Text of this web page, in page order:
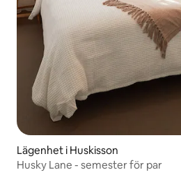
Lägenhet i Huskisson
Husky Lane - semester för par